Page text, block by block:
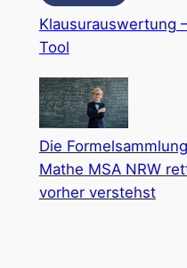
Klausurauswertung
Tool
Die
Mathe MSA NRW
vorher verstehst